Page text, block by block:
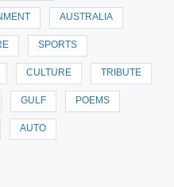
AUSTRALIA
SPORTS
CULTURE TRIBUTE
GULF POEMS
AUTO